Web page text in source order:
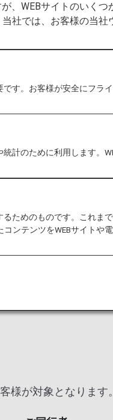
がある場合がありま
けます。本ページは
内線にお乗り継ぎ
ンジではご利用いた
様が対象となります。
、WEBサイトのいく
社では、お客様の当
です。お客様が安全にフラ
計のために利用します。
るためのものです。これま
ンテンツをWEBサイトや